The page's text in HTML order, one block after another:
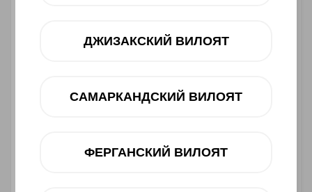
Asosiy xususiyatlari
ДЖИЗАКСКИЙ ВИЛОЯТ
САМАРКАНДСКИЙ ВИЛОЯТ
ФЕРГАНСКИЙ ВИЛОЯТ